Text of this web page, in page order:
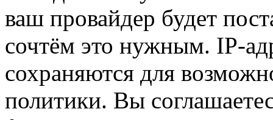
ваш провайдер будет
сочтём это нужным. IP-
сохраняются для
политики. Вы